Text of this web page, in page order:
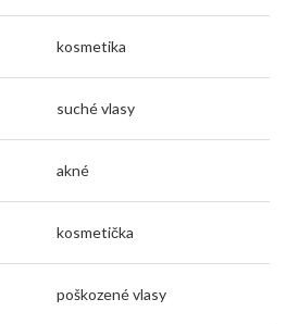
kosmetika
suché vlasy
akné
kosmetička
poškozené vlasy